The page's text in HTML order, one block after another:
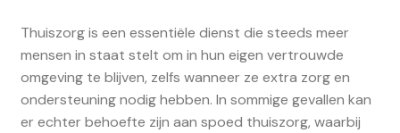
Thuiszorg is een essentiële dienst die steeds meer
mensen in staat stelt om in hun eigen vertrouwde
omgeving te blijven, zelfs wanneer ze extra zorg en
ondersteuning nodig hebben. In sommige gevallen kan
er echter behoefte zijn aan spoed thuiszorg, waarbij